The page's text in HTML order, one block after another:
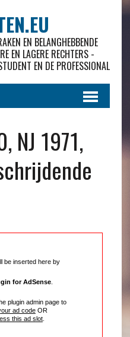
EN BELANGHEBBENDE
EN LAGERE RECHTERS -
EN DE PROFESSIONAL
NJ 1971,
be inserted here by
for AdSense.
plugin admin page to
ad codeOR
this ad slot.